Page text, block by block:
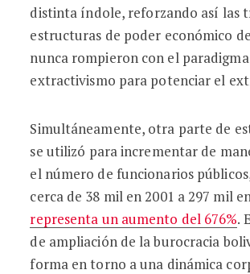
distinta índole, reforzando así las
estructuras de poder económico
nunca rompieron con el
extractivismo para potenciar el
Simultáneamente, otra parte de
se utilizó para incrementar de
el número de funcionarios
cerca de 38 mil en 2001 a 297 mil
representa un aumento del 676%.
de ampliación de la burocracia
forma en torno a una dinámica